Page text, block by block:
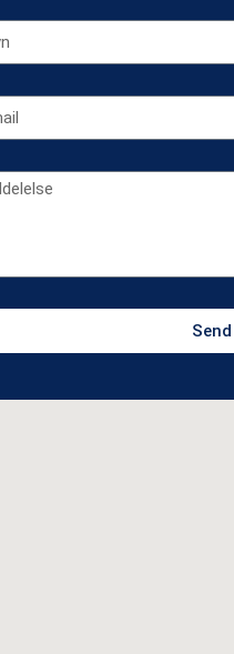
Send